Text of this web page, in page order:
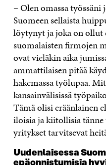
– Olen omassa
Suomeen sellaista
löytynyt ja joka on ollut
suomalaisten firmojen
ovat vieläkin aika
ammattilaisen pitää
hakemassa työlupaa.
kansainvälisissä
Tämä olisi eräänlainen
iloisia ja kiitollisia
yritykset tarvitsevat
Uudenlaisessa
epäonnistumisia